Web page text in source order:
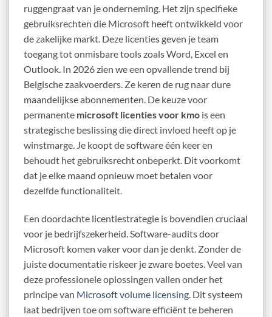
ruggengraat van je onderneming. Het zijn specifieke
gebruiksrechten die Microsoft heeft ontwikkeld voor
de zakelijke markt. Deze licenties geven je team
toegang tot onmisbare tools zoals Word, Excel en
Outlook. In 2026 zien we een opvallende trend bij
Belgische zaakvoerders. Ze keren de rug naar dure
maandelijkse abonnementen. De keuze voor
permanente microsoft licenties voor kmo is een
strategische beslissing die direct invloed heeft op je
winstmarge. Je koopt de software één keer en
behoudt het gebruiksrecht onbeperkt. Dit voorkomt
dat je elke maand opnieuw moet betalen voor
dezelfde functionaliteit.
Een doordachte licentiestrategie is bovendien cruciaal
voor je bedrijfszekerheid. Software-audits door
Microsoft komen vaker voor dan je denkt. Zonder de
juiste documentatie riskeer je zware boetes. Veel van
deze professionele oplossingen vallen onder het
principe van Microsoft volume licensing. Dit systeem
laat bedrijven toe om software efficiënt te beheren